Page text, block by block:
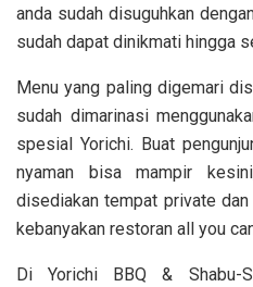
anda sudah disuguhkan
sudah dapat dinikmati hingga
Menu yang paling digemari
sudah dimarinasi
spesial Yorichi. Buat
nyaman bisa mampir
disediakan tempat private
kebanyakan restoran all you
Di Yorichi BBQ & Shabu-